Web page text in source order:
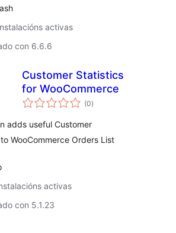
activas
con 6.6.6
Customer Statistics
for WooCommerce
(0valoracións
totais
)
adds useful Customer
WooCommerce Orders List
activas
con 5.1.23